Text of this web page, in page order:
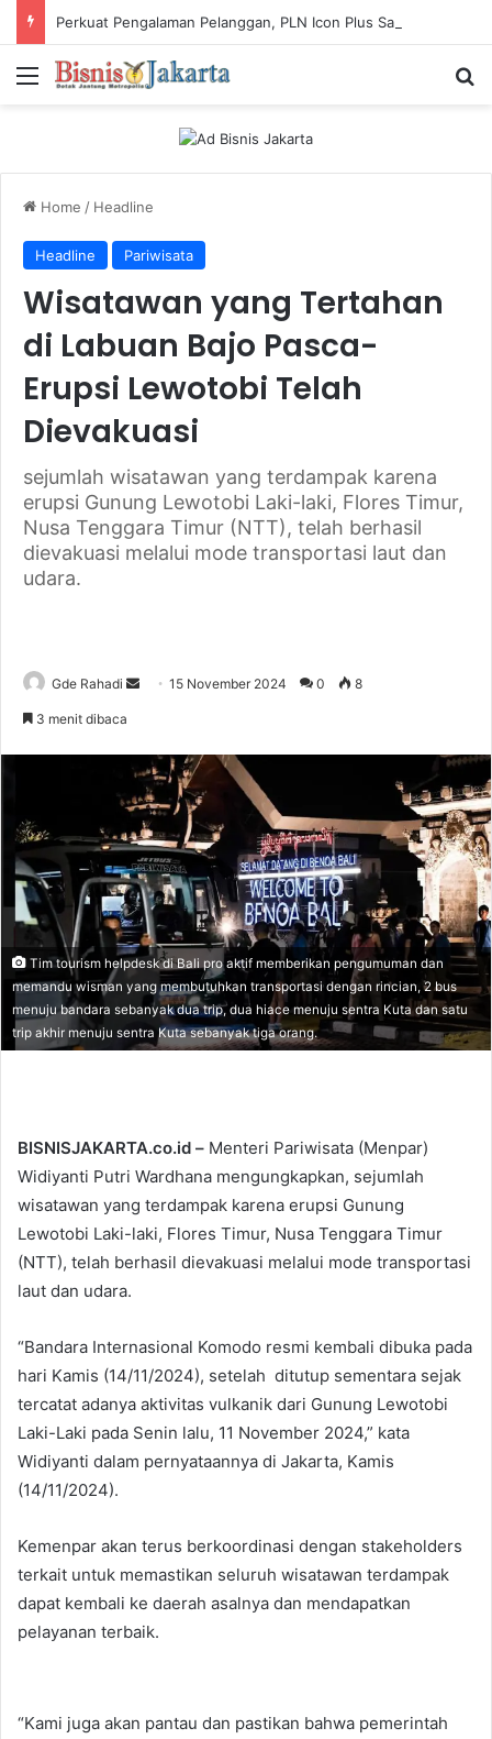
Menu
Home / Headline
Headline Pariwisata
Wisatawan yang Tertahan
di Labuan Bajo Pasca-
Erupsi Lewotobi Telah
Dievakuasi
sejumlah wisatawan yang terdampak karena
erupsi Gunung Lewotobi Laki-laki, Flores Timur,
Nusa Tenggara Timur (NTT), telah berhasil
dievakuasi melalui mode transportasi laut dan
udara.
Gde Rahadi
a
e
m
a
i
l
15 November 2024 0 8
3 menit dibaca
Tim tourism helpdesk di Bali pro aktif memberikan pengumuman dan
memandu wisman yang membutuhkan transportasi dengan rincian, 2 bus
menuju bandara sebanyak dua trip, dua hiace menuju sentra Kuta dan satu
trip akhir menuju sentra Kuta sebanyak tiga orang.
BISNISJAKARTA.co.id – Menteri Pariwisata (Menpar)
Widiyanti Putri Wardhana mengungkapkan, sejumlah
wisatawan yang terdampak karena erupsi Gunung
Lewotobi Laki-laki, Flores Timur, Nusa Tenggara Timur
(NTT), telah berhasil dievakuasi melalui mode transportasi
laut dan udara.
“Bandara Internasional Komodo resmi kembali dibuka pada
hari Kamis (14/11/2024), setelah ditutup sementara sejak
tercatat adanya aktivitas vulkanik dari Gunung Lewotobi
Laki-Laki pada Senin lalu, 11 November 2024,” kata
Widiyanti dalam pernyataannya di Jakarta, Kamis
(14/11/2024).
Kemenpar akan terus berkoordinasi dengan stakeholders
terkait untuk memastikan seluruh wisatawan terdampak
dapat kembali ke daerah asalnya dan mendapatkan
pelayanan terbaik.
“Kami juga akan pantau dan pastikan bahwa pemerintah